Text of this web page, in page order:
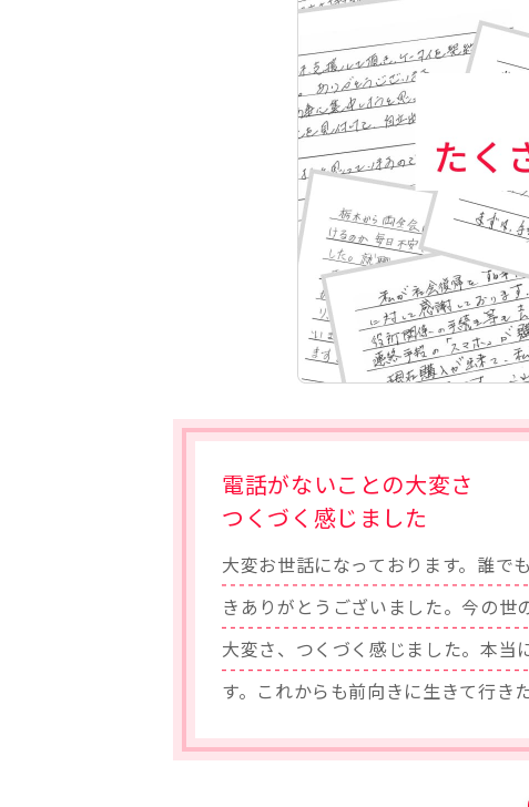
電話がないことの大変さ
つくづく感じました
大変お世話になっております。誰で
きありがとうございました。今の世
大変さ、つくづく感じました。本当
す。これからも前向きに生きて行き